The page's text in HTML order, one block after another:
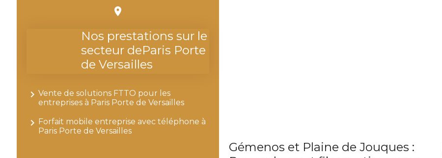
place
Nos prestations sur le
secteur deParis Porte
de Versailles
navigate_next Vente de solutions FTTO pour les
entreprises à Paris Porte de Versailles
navigate_next Forfait mobile entreprise avec téléphone à
Paris Porte de Versailles
Gémenos et Plaine de Jouques :